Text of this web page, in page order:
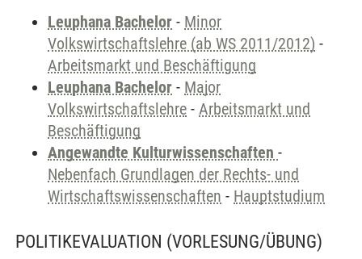
Leuphana Bachelor - Minor
Volkswirtschaftslehre (ab WS 2011/2012) -
Arbeitsmarkt und Beschäftigung
Leuphana Bachelor - Major
Volkswirtschaftslehre - Arbeitsmarkt und
Beschäftigung
Angewandte Kulturwissenschaften -
Nebenfach Grundlagen der Rechts- und
Wirtschaftswissenschaften - Hauptstudium
POLITIKEVALUATION (VORLESUNG/ÜBUNG)